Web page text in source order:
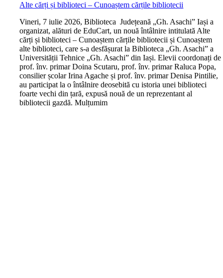
Alte cărți și biblioteci – Cunoaștem cărțile bibliotecii
Vineri, 7 iulie 2026, Biblioteca Județeană „Gh. Asachi” Iași a
organizat, alături de EduCart, un nouă întâlnire intitulată Alte
cărți și biblioteci – Cunoaștem cărțile bibliotecii și Cunoaștem
alte biblioteci, care s-a desfășurat la Biblioteca „Gh. Asachi” a
Universității Tehnice „Gh. Asachi” din Iași. Elevii coordonați de
prof. înv. primar Doina Scutaru, prof. înv. primar Raluca Popa,
consilier școlar Irina Agache și prof. înv. primar Denisa Pintilie,
au participat la o întâlnire deosebită cu istoria unei biblioteci
foarte vechi din țară, expusă nouă de un reprezentant al
bibliotecii gazdă. Mulțumim